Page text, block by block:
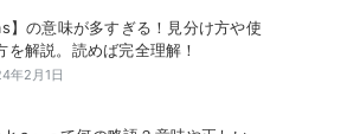
】の意味が多すぎる！見分け方や使
を解説。読めば完全理解！
年2月1日